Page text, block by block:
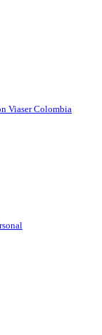
Viaser Colombia